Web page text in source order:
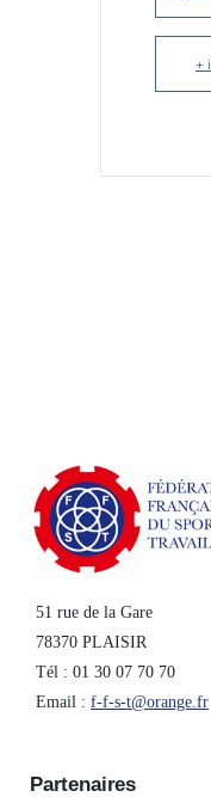
+
51 rue de la Gare
78370 PLAISIR
Tél : 01 30 07 70 70
Email : f-f-s-t@orange.fr
Partenaires